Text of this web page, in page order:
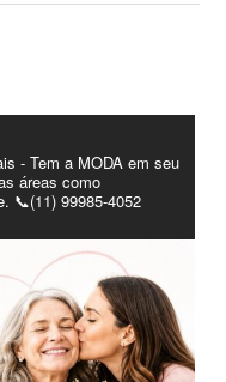
- Tem a MODA em seu
áreas como
📞(11) 99985-4052